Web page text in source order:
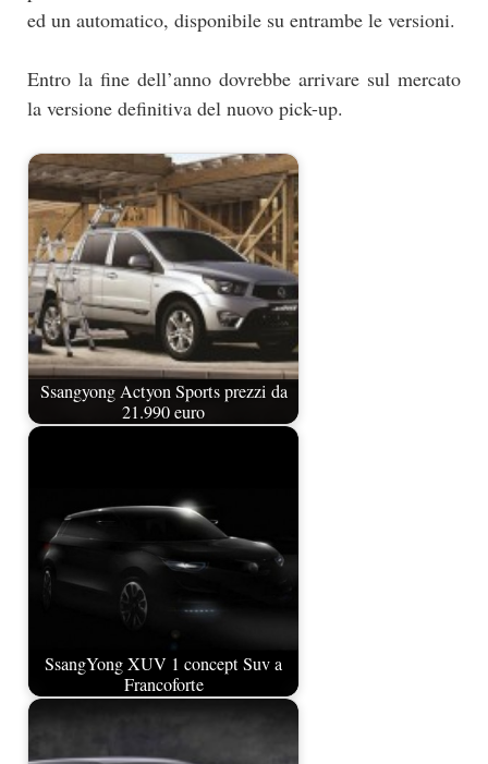
ed un automatico, disponibile su entrambe le versioni.
Entro la fine dell’anno dovrebbe arrivare sul mercato
la versione definitiva del nuovo pick-up.
Ssangyong Actyon Sports prezzi da
21.990 euro
SsangYong XUV 1 concept Suv a
Francoforte